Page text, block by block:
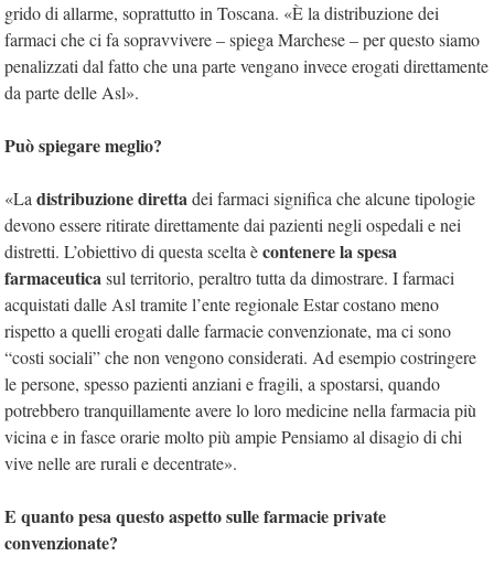
grido di allarme, soprattutto in Toscana. «È la distribuzione dei
farmaci che ci fa sopravvivere – spiega Marchese – per questo siamo
penalizzati dal fatto che una parte vengano invece erogati direttamente
da parte delle Asl».
Può spiegare meglio?
«Ladistribuzione direttadei farmaci significa che alcune tipologie
devono essere ritirate direttamente dai pazienti negli ospedali e nei
distretti. L’obiettivo di questa scelta ècontenere la spesa
farmaceuticasul territorio, peraltro tutta da dimostrare. I farmaci
acquistati dalle Asl tramite l’ente regionale Estar costano meno
rispetto a quelli erogati dalle farmacie convenzionate, ma ci sono
“costi sociali” che non vengono considerati. Ad esempio costringere
le persone, spesso pazienti anziani e fragili, a spostarsi, quando
potrebbero tranquillamente avere lo loro medicine nella farmacia più
vicina e in fasce orarie molto più ampie Pensiamo al disagio di chi
vive nelle are rurali e decentrate».
E quanto pesa questo aspetto sulle farmacie private
convenzionate?